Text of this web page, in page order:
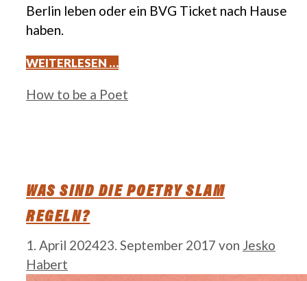
Berlin leben oder ein BVG Ticket nach Hause
haben.
WEITERLESEN …
Kategorien
How to be a Poet
WAS SIND DIE POETRY SLAM
REGELN?
1. April 202423. September 2017 von Jesko
Habert